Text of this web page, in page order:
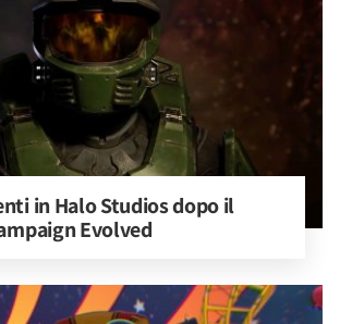
in Halo Studios dopo il
Evolved